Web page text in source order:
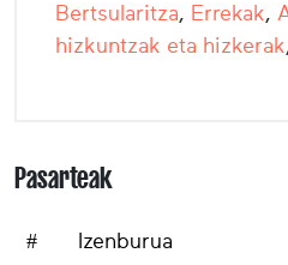
Bertsularitza, Errekak,
hizkuntzak eta hizkerak
Pasarteak
# Izenburua